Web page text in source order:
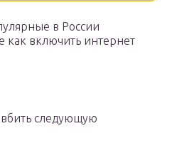
в России
как включить интернет
следующую